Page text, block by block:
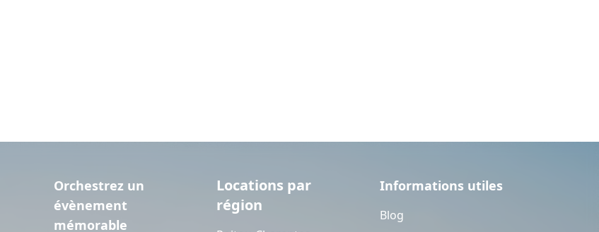
Orchestrez un
évènement
mémorable
Locations par
région
Informations utiles
Blog